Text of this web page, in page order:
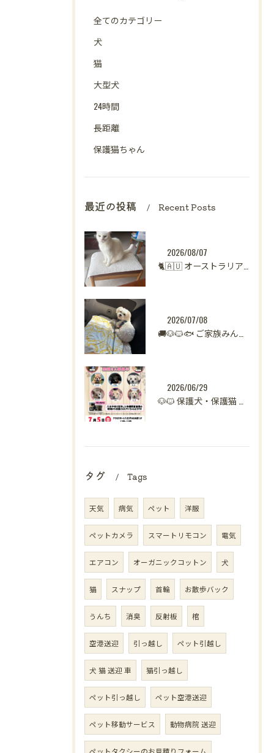
全てのカテゴリー
犬
猫
大型犬
24時間
長距離
保護猫ちゃん
最近の投稿 Recent Posts
2026/08/07
2026/07/08
2026/06/29
タグ Tags
天気 病気 ペット 洋服
ペットカメラ スマートリモコン 電気
エアコン オーガニックコットン 犬
猫 スナップ 首輪 お散歩バック
うんち 消臭 反射板 棺
空港送迎 引っ越し ペット引越し
犬 猫 送迎 車 猫引っ越し
ペット引っ越し ペット空港送迎
ペット移動サービス 動物病院 送迎
ペットタクシーのお見積りフォーム